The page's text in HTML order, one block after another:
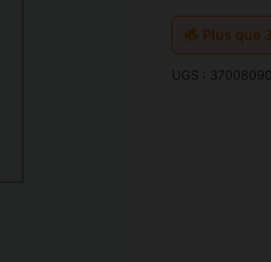
Plus que
UGS :